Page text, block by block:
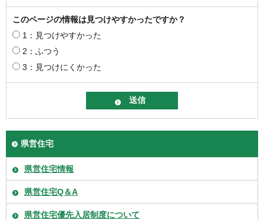
このページの情報は見つけやすかったですか？
1：見つけやすかった
2：ふつう
3：見つけにくかった
県営住宅
県営住宅情報
県営住宅Q＆A
県営住宅優先入居制度について